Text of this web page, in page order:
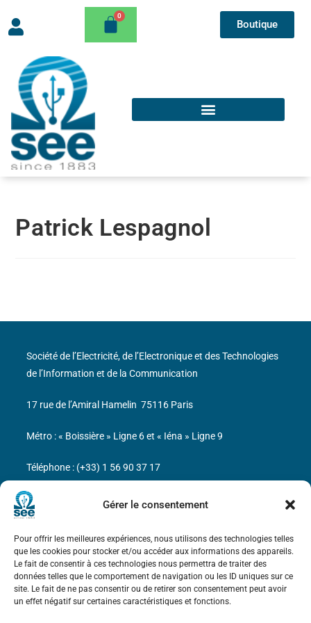
Gérer le consentement
Pour offrir les meilleures expériences, nous utilisons des technologies telles
que les cookies pour stocker et/ou accéder aux informations des appareils.
Le fait de consentir à ces technologies nous permettra de traiter des
données telles que le comportement de navigation ou les ID uniques sur ce
site. Le fait de ne pas consentir ou de retirer son consentement peut avoir
un effet négatif sur certaines caractéristiques et fonctions.
Boutique
Patrick Lespagnol
Bicentenaire des découvertes d’André-
Marie Ampère
Mentions légales
Société de l’Electricité, de l’Electronique et des Technologies
de l’Information et de la Communication
17 rue de l’Amiral Hamelin 75116 Paris
Métro : « Boissière » Ligne 6 et « Iéna » Ligne 9
Téléphone : (+33) 1 56 90 37 17
N° de SIREN : 785 393 232, Code APE : 9412Z TVA intra-
communautaire : FR44 785 393 232